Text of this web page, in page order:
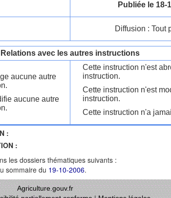
Publiée le 18-
Diffusion : Tout
Relations avec les autres instructions
aucune autre
aucune autre
Cette instruction n'est
instruction.
Cette instruction n'est
instruction.
Cette instruction n'a
:
:
les dossiers thématiques suivants :
sommaire du 19-10-2006.
Agriculture.gouv.fr